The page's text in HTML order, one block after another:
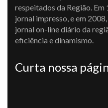
respeitados da Região.
jornal impresso, e em
jornal on-line diário da
eficiência e dinamismo.
Curta nossa